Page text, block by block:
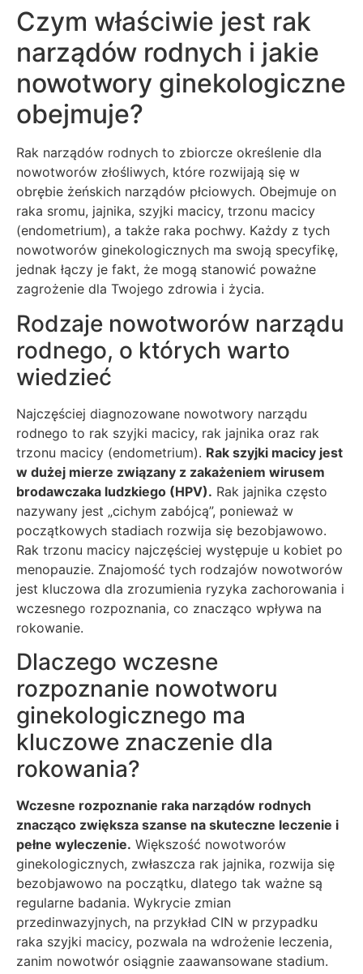
Czym właściwie jest rak
narządów rodnych i jakie
nowotwory ginekologiczne
obejmuje?
Rak narządów rodnych to zbiorcze określenie dla
nowotworów złośliwych, które rozwijają się w
obrębie żeńskich narządów płciowych. Obejmuje on
raka sromu, jajnika, szyjki macicy, trzonu macicy
(endometrium), a także raka pochwy. Każdy z tych
nowotworów ginekologicznych ma swoją specyfikę,
jednak łączy je fakt, że mogą stanowić poważne
zagrożenie dla Twojego zdrowia i życia.
Rodzaje nowotworów narządu
rodnego, o których warto
wiedzieć
Najczęściej diagnozowane nowotwory narządu
rodnego to rak szyjki macicy, rak jajnika oraz rak
trzonu macicy (endometrium). Rak szyjki macicy jest
w dużej mierze związany z zakażeniem wirusem
brodawczaka ludzkiego (HPV). Rak jajnika często
nazywany jest „cichym zabójcą”, ponieważ w
początkowych stadiach rozwija się bezobjawowo.
Rak trzonu macicy najczęściej występuje u kobiet po
menopauzie. Znajomość tych rodzajów nowotworów
jest kluczowa dla zrozumienia ryzyka zachorowania i
wczesnego rozpoznania, co znacząco wpływa na
rokowanie.
Dlaczego wczesne
rozpoznanie nowotworu
ginekologicznego ma
kluczowe znaczenie dla
rokowania?
Wczesne rozpoznanie raka narządów rodnych
znacząco zwiększa szanse na skuteczne leczenie i
pełne wyleczenie. Większość nowotworów
ginekologicznych, zwłaszcza rak jajnika, rozwija się
bezobjawowo na początku, dlatego tak ważne są
regularne badania. Wykrycie zmian
przedinwazyjnych, na przykład CIN w przypadku
raka szyjki macicy, pozwala na wdrożenie leczenia,
zanim nowotwór osiągnie zaawansowane stadium.